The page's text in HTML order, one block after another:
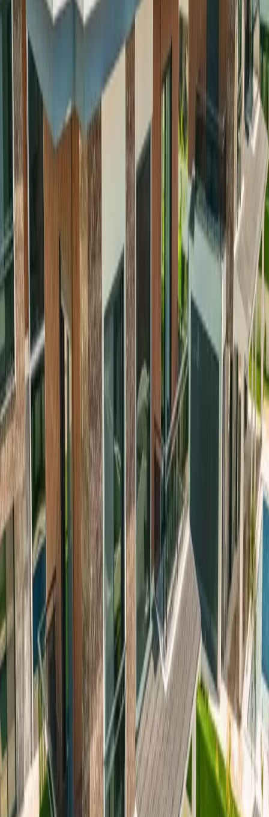
Giriş - Çıkış Tarihi Tarih aralığı seçin
Yetişkin Sayısı
Çocuk Sayısı
Rezerve Et
AÇIKLAMA
ÖZELLİKLER
MESAFELER
FİYATLAR
Villa Galaksi Venüs 1 | Fethiye'de Plaja
Yürüme Mesafesinde Villa
Fethiye’nin doğayla iç içe atmosferinde, plaja sadece birkaç
dakikalık yürüyüş mesafesinde yer alan Villa Galaksi Venüs 1, 8
kişilik konaklama kapasitesiyle rahat ve huzurlu bir tatil deneyimi
vadediyor. Villamızda 4 yatak odası bulunuyor ve her biri konforlu
mobilyalarla döşenmiş durumda. Bütün odalar klimalı olup, sıcak
yaz günlerinde serin bir ortam sağlıyor. Geniş oturma alanımız,
sevdiklerinizle keyifli vakit geçirmeniz için ideal bir atmosfer
oluşturuyor. Tam donanımlı mutfağımızda yemek hazırlamak
oldukça pratik. Açık havada vakit geçirmek isteyenler için havuz
terasında şezlonglar, şemsiyeler ve rahat bir salıncak bulunuyor.
Bahçemizde barbekü alanı yer aldığı için akşamları mangal keyfi
yapmak mümkün. Villamız, 35 villadan oluşan bir site içerisinde yer
aldığı için yan yana villa kiralamak isteyen misafirlerimiz için harika
bir seçenek. Fethiye merkeze sadece 5 km uzaklıkta olup, en yakın
market ve restoran 50 metre mesafede bulunuyor. Tatiliniz boyunca
ihtiyacınız olan her şeye kolayca ulaşabilirsiniz.
Fethiye’de Yapılabilecek En Güzel
Aktiviteler
Fethiye, doğası ve aktiviteleriyle her yaştan tatilciye hitap eden bir
bölge. Villamızın plaja yürüme mesafesinde olması, denizin ve
güneşin tadını çıkarmak için büyük bir avantaj. Sabahları sahilde
yürüyüş yapabilir, gün boyunca serin sularda yüzerek vakit
geçirebilirsiniz. Bölgeye geldiğinizde Ölüdeniz’e mutlaka
uğramalısınız. Burada dilerseniz denize girebilir, dilerseniz yamaç
paraşütü yaparak muhteşem manzarayı kuşbakışı izleyebilirsiniz.
Tekne turlarına katılarak Göcek Adaları, Kelebekler Vadisi ve
Saklıkent Kanyonu gibi doğa harikalarını keşfetmek de mümkün.
Kargı bölgesi, sakinliğiyle bilinen ve doğayla baş başa bir tatil
yapmak isteyenler için oldukça uygun bir yer. Çevrede bisiklet
sürmek, doğa yürüyüşleri yapmak ve organik ürünlerin satıldığı
pazarlara uğramak tatilinize farklı bir renk katabilir.
Villa Galaksi
Venüs 1 , hem dinlenmek hem de bölgeyi keşfetmek isteyenler için
harika bir seçenek!
Oda Bilgileri;
Lüks mobilyalar ile dizayn edilmiş villamızın salonunda;
oturma grubu, sehpa, tv, klima, uydu alıcısı, kablosuz modem ve
havuz terasına çıkış bulunmaktadır.
Mutfak:
Amerikan tarzı mutfağı bulunan villamızda; çamaşır
makinası, bulaşık makinası, buzdolabı, mikrodalga, fırın, ocak, tost
makinası, yemek takımı, çatal & bıçak ve yemek masası
bulunmaktadır.
Havuz Terası & Bahçe:
Şezlong, güneş şemsiyesi, bahçe oturma
grubu, yemek masası ve barbekü bulunmaktadır.